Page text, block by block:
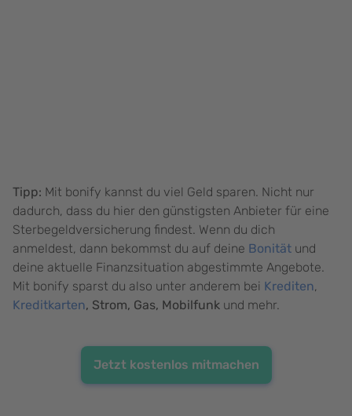
Tipp: Mit bonify kannst du viel Geld sparen. Nicht nur
dadurch, dass du hier den günstigsten Anbieter für eine
Sterbegeldversicherung findest. Wenn du dich
anmeldest, dann bekommst du auf deine Bonität und
deine aktuelle Finanzsituation abgestimmte Angebote.
Mit bonify sparst du also unter anderem bei Krediten,
Kreditkarten, Strom, Gas, Mobilfunk und mehr.
Jetzt kostenlos mitmachen